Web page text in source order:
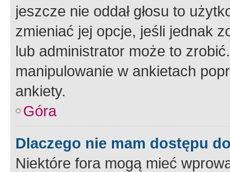
jeszcze nie oddał głosu to
zmieniać jej opcje, jeśli jednak
lub administrator może to
manipulowanie w ankietach
ankiety.
Góra
Dlaczego nie mam dostępu
Niektóre fora mogą mieć